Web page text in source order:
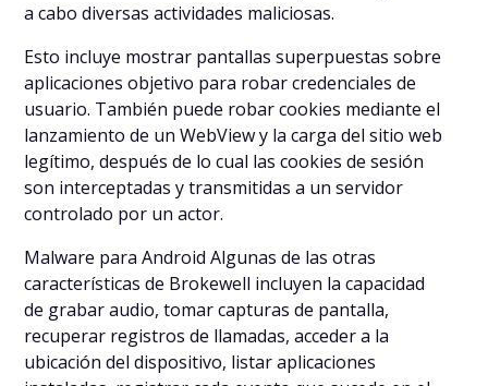
a cabo diversas actividades maliciosas.
Esto incluye mostrar pantallas superpuestas sobre
aplicaciones objetivo para robar credenciales de
usuario. También puede robar cookies mediante el
lanzamiento de un WebView y la carga del sitio web
legítimo, después de lo cual las cookies de sesión
son interceptadas y transmitidas a un servidor
controlado por un actor.
Malware para Android Algunas de las otras
características de Brokewell incluyen la capacidad
de grabar audio, tomar capturas de pantalla,
recuperar registros de llamadas, acceder a la
ubicación del dispositivo, listar aplicaciones